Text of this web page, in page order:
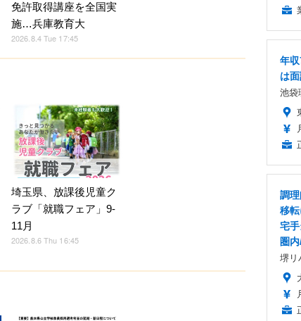
免許取得講座を全国実
施…兵庫教育大
2026.8.4 Tue 17:45
埼玉県、放課後児童ク
ラブ「就職フェア」9-
11月
2026.8.6 Thu 16:45
年
は
池袋
調
移
宅
圏
堺リ